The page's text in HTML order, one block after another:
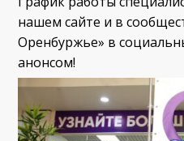
нашем сайте и в
Оренбуржье» в
анонсом!